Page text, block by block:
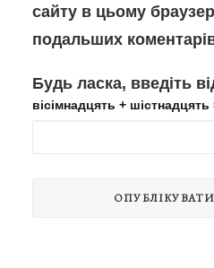
сайту в цьому
подальших
Будь ласка, введіть
вісімнадцять + шістнадцять